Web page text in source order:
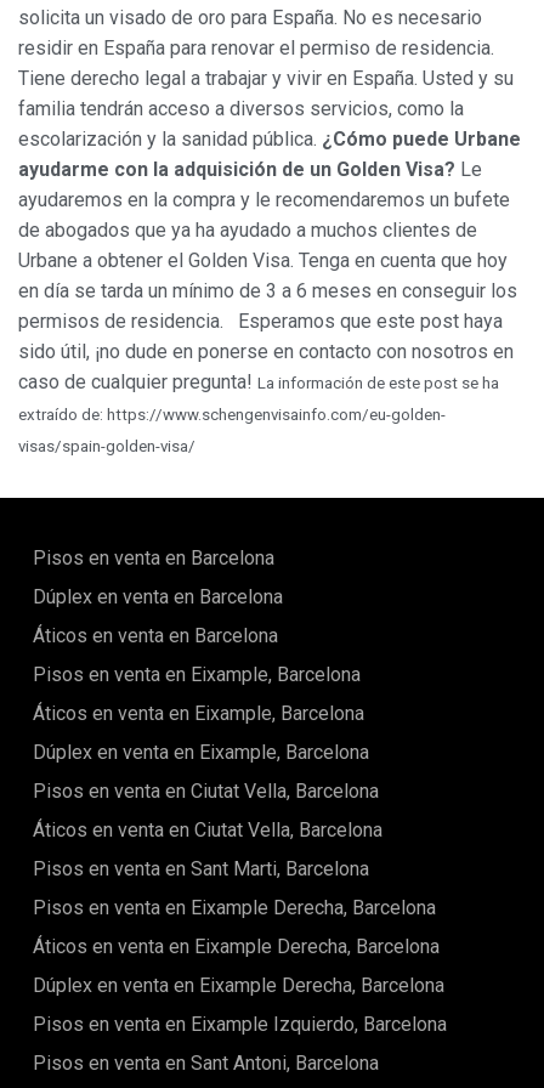
solicita un visado de oro para España. No es necesario
residir en España para renovar el permiso de residencia.
Tiene derecho legal a trabajar y vivir en España. Usted y su
familia tendrán acceso a diversos servicios, como la
escolarización y la sanidad pública. ¿Cómo puede Urbane
ayudarme con la adquisición de un Golden Visa? Le
ayudaremos en la compra y le recomendaremos un bufete
de abogados que ya ha ayudado a muchos clientes de
Urbane a obtener el Golden Visa. Tenga en cuenta que hoy
en día se tarda un mínimo de 3 a 6 meses en conseguir los
permisos de residencia. Esperamos que este post haya
sido útil, ¡no dude en ponerse en contacto con nosotros en
caso de cualquier pregunta! La información de este post se ha
extraído de: https://www.schengenvisainfo.com/eu-golden-
visas/spain-golden-visa/
Pisos en venta en Barcelona
Dúplex en venta en Barcelona
Áticos en venta en Barcelona
Pisos en venta en Eixample, Barcelona
Áticos en venta en Eixample, Barcelona
Dúplex en venta en Eixample, Barcelona
Pisos en venta en Ciutat Vella, Barcelona
Áticos en venta en Ciutat Vella, Barcelona
Pisos en venta en Sant Marti, Barcelona
Pisos en venta en Eixample Derecha, Barcelona
Áticos en venta en Eixample Derecha, Barcelona
Dúplex en venta en Eixample Derecha, Barcelona
Pisos en venta en Eixample Izquierdo, Barcelona
Pisos en venta en Sant Antoni, Barcelona